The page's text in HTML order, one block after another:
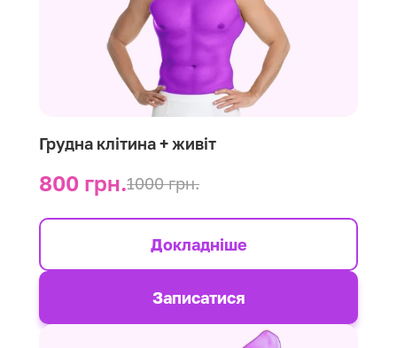
Грудна клітина + живіт
800 грн.1000 грн.
Докладніше
Записатися